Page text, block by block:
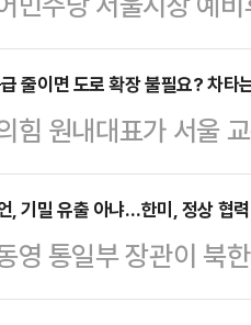
여명과 무릎을 맞대
령화…
않다고 당 대표에서
같이 적었다.장 대
표로서 할 수 있는 것
면 성과도 보일 것"
…
힘 의원이 지적하자
.정 후보 선거대책
통체증 해법은 '교통
있다"며 이같이 말
체증 해법이 '자동차
꼬집은 바 있다. 그
…
줄이면 도로 확장 불필요? 차타
힘 원내대표가 서울
불어민주당 서울시
다는 반응과 비판을
을 줄이겠단 거냐.
다.앞서 정 예비후
, 기밀 유출 아냐…한미, 정상 협
영 통일부 장관이 북
고, 미국이 민감한 정